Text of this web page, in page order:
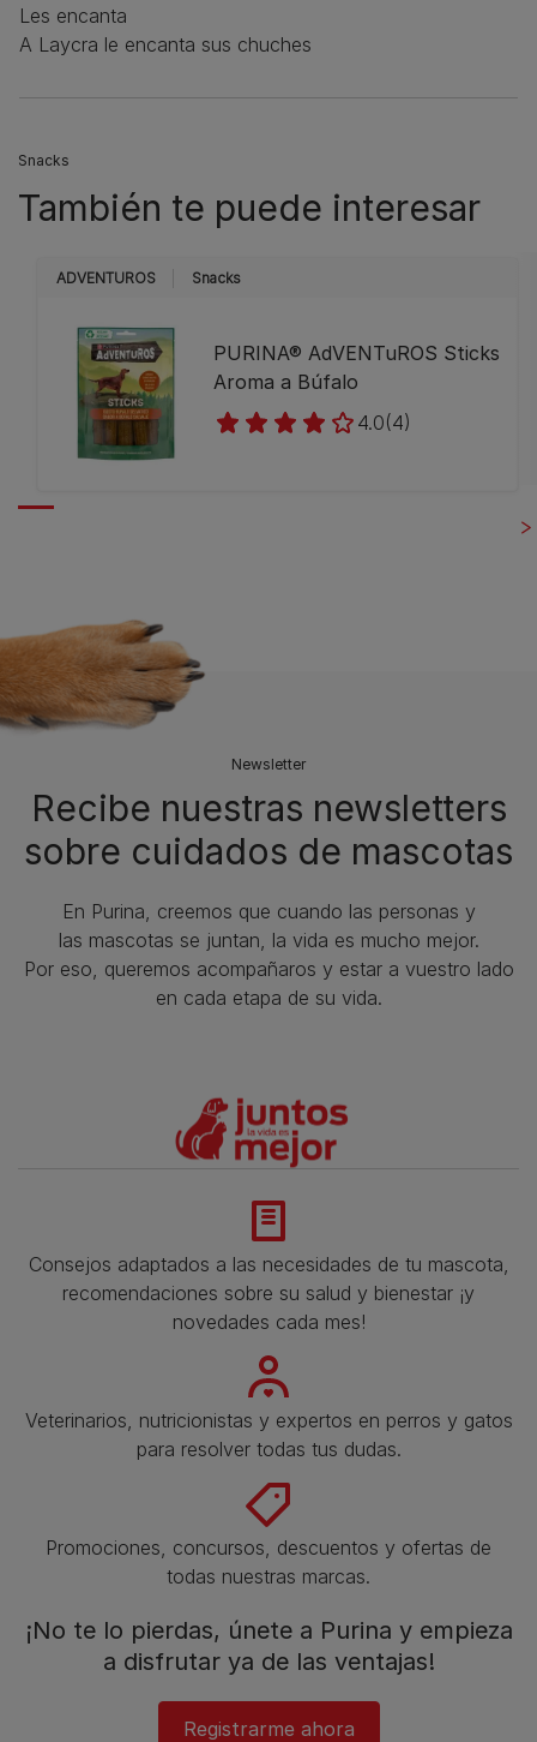
Les encanta
A Laycra le encanta sus chuches
Snacks
También te puede interesar
ADVENTUROS Snacks
PURINA® AdVENTuROS Sticks
Aroma a Búfalo
4.0(4)
Newsletter
Recibe nuestras newsletters
sobre cuidados de mascotas​
En Purina, creemos que cuando las personas y
las mascotas se juntan, la vida es mucho mejor.
Por eso, queremos acompañaros y estar a vuestro lado
en cada etapa de su vida.​
Consejos adaptados a las necesidades de tu mascota,
recomendaciones sobre su salud y bienestar ¡y
novedades cada mes!
Veterinarios, nutricionistas y expertos en perros y gatos
para resolver todas tus dudas.​
Promociones, concursos, descuentos y ofertas de
todas nuestras marcas.​
¡No te lo pierdas, únete a Purina y empieza
a disfrutar ya de las ventajas!​
Registrarme ahora